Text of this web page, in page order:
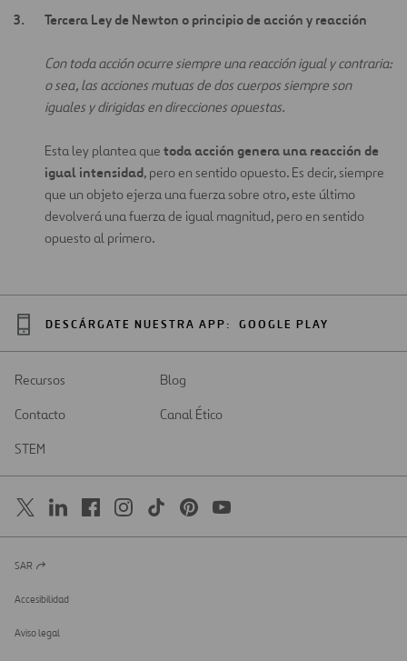
Tercera Ley de Newton o principio de acción y reacción
Con toda acción ocurre siempre una reacción igual y contraria:
o sea, las acciones mutuas de dos cuerpos siempre son
iguales y dirigidas en direcciones opuestas.
Esta ley plantea que toda acción genera una reacción de
igual intensidad, pero en sentido opuesto. Es decir, siempre
que un objeto ejerza una fuerza sobre otro, este último
devolverá una fuerza de igual magnitud, pero en sentido
opuesto al primero.
DESCÁRGATE NUESTRA APP: GOOGLE PLAY
Recursos
Blog
Contacto
Canal Ético
STEM
Abrir
una
nueva
SAR
Accesibilidad
Aviso legal